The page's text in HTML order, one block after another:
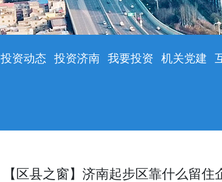
投资动态 投资济南 我要投资 机关党建
【区县之窗】济南起步区靠什么留